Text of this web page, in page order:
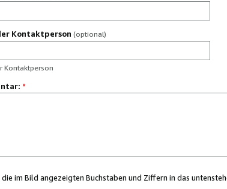
Kontaktperson (optional)
Kontaktperson
*
im Bild angezeigten Buchstaben und Ziffern in das